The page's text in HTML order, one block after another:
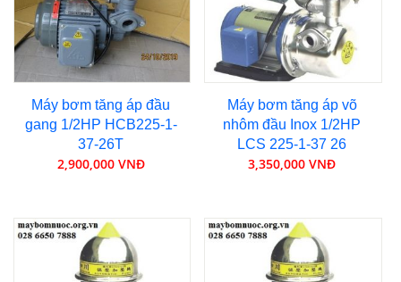
Máy bơm tăng áp đầu
gang 1/2HP HCB225-1-
37-26T
2,900,000 VNĐ
Máy bơm tăng áp võ
nhôm đầu Inox 1/2HP
LCS 225-1-37 26
3,350,000 VNĐ